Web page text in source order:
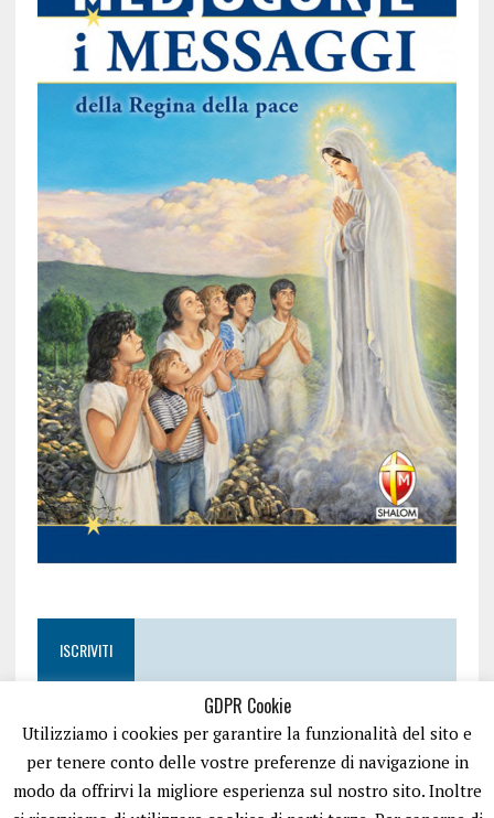
ISCRIVITI
GDPR Cookie
Utilizziamo i cookies per garantire la funzionalità del sito e
per tenere conto delle vostre preferenze di navigazione in
modo da offrirvi la migliore esperienza sul nostro sito. Inoltre